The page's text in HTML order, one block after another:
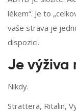
lékem“. Je to
vaše strava je
dispozici.
Je výživa
Nikdy.
Strattera, Ritalin,